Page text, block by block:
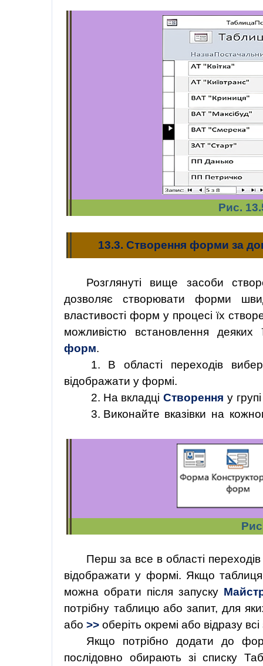
Рис.
13.3. Створення форми за
Розглянуті вище засоби
дозволяє створювати форми
властивості форм у процесі їх
можливістю встановлення деяких
форм.
1. В області переходів
відображати у формі.
2. На вкладці Створення у групі
3. Виконайте вказівки на
Перш за все в області
відображати у формі. Якщо
можна обрати після запуску
потрібну таблицю або запит, для
або>> оберіть окремі або відразу
Якщо потрібно додати до
послідовно обирають зі списку